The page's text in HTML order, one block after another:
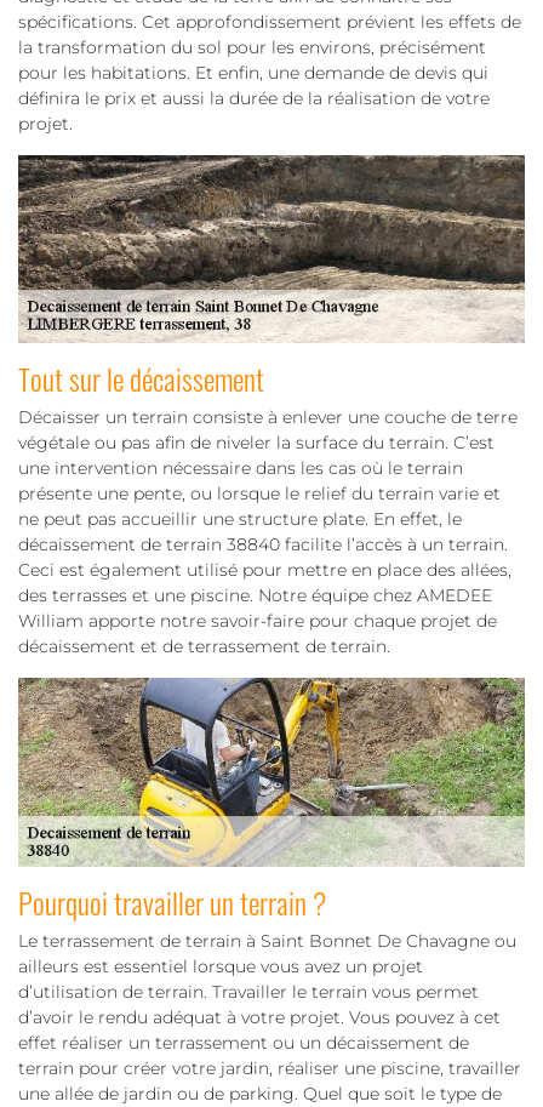
spécifications. Cet approfondissement prévient les effets de
la transformation du sol pour les environs, précisément
pour les habitations. Et enfin, une demande de devis qui
définira le prix et aussi la durée de la réalisation de votre
projet.
Tout sur le décaissement
Décaisser un terrain consiste à enlever une couche de terre
végétale ou pas afin de niveler la surface du terrain. C’est
une intervention nécessaire dans les cas où le terrain
présente une pente, ou lorsque le relief du terrain varie et
ne peut pas accueillir une structure plate. En effet, le
décaissement de terrain 38840 facilite l’accès à un terrain.
Ceci est également utilisé pour mettre en place des allées,
des terrasses et une piscine. Notre équipe chez AMEDEE
William apporte notre savoir-faire pour chaque projet de
décaissement et de terrassement de terrain.
Pourquoi travailler un terrain ?
Le terrassement de terrain à Saint Bonnet De Chavagne ou
ailleurs est essentiel lorsque vous avez un projet
d’utilisation de terrain. Travailler le terrain vous permet
d’avoir le rendu adéquat à votre projet. Vous pouvez à cet
effet réaliser un terrassement ou un décaissement de
terrain pour créer votre jardin, réaliser une piscine, travailler
une allée de jardin ou de parking. Quel que soit le type de